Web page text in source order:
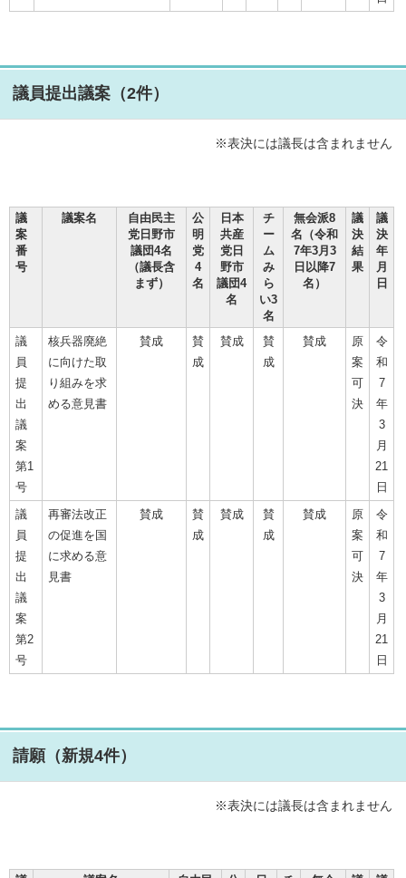
議員提出議案（2件）
※表決には議長は含まれません
議
案
番
号
議案名
自由民主
党日野市
議団4名
（議長含
まず）
公
明
党
4
名
日本
共産
党日
野市
議団4
名
チ
ー
ム
み
ら
い3
名
無会派8
名（令和
7年3月3
日以降7
名）
議
決
結
果
議
決
年
月
日
議
員
提
出
議
案
第1
号
核兵器廃絶
に向けた取
り組みを求
める意見書
賛成
賛
成
賛成
賛
成
賛成
原
案
可
決
令
和
7
年
3
月
21
日
議
員
提
出
議
案
第2
号
再審法改正
の促進を国
に求める意
見書
賛成
賛
成
賛成
賛
成
賛成
原
案
可
決
令
和
7
年
3
月
21
日
請願（新規4件）
※表決には議長は含まれません